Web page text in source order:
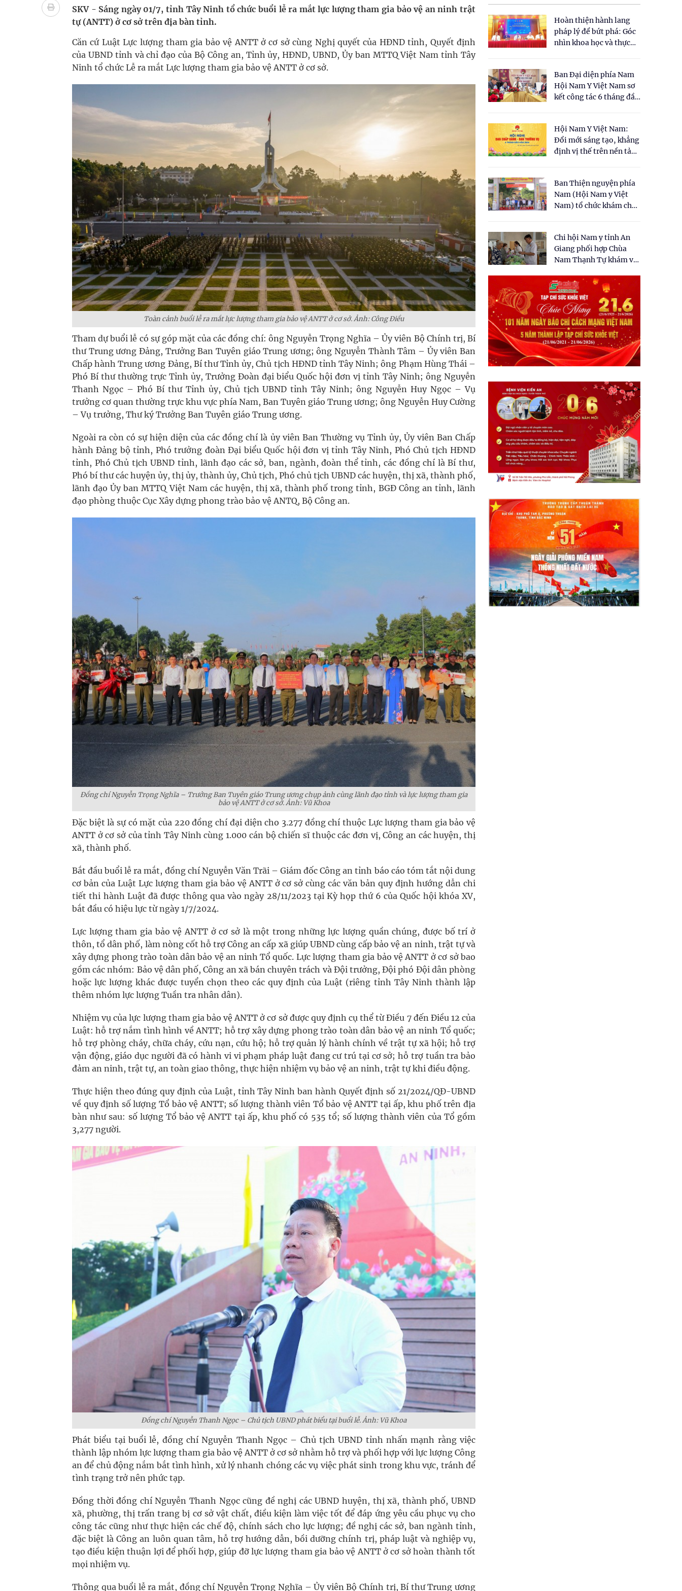
Nhiều lợi thế để nâng chất lượng y tế
Vương Thành Công: Khi việc học bắt đầu từ trải nghiệm thực tế
Tầm soát sớm ung thư vú giúp cứu sống hàng nghìn phụ nữ mỗi năm
Giải pháp nâng cao thị lực thời hiện đại
SKV - Sáng ngày 01/7, tỉnh Tây Ninh tổ chức buổi lễ ra mắt lực lượng tham gia bảo vệ an ninh trật
tự (ANTT) ở cơ sở trên địa bàn tỉnh.
Căn cứ Luật Lực lượng tham gia bảo vệ ANTT ở cơ sở cùng Nghị quyết của HĐND tỉnh, Quyết định
của UBND tỉnh và chỉ đạo của Bộ Công an, Tỉnh ủy, HĐND, UBND, Ủy ban MTTQ Việt Nam tỉnh Tây
Ninh tổ chức Lễ ra mắt Lực lượng tham gia bảo vệ ANTT ở cơ sở.
Toàn cảnh buổi lễ ra mắt lực lượng tham gia bảo vệ ANTT ở cơ sở. Ảnh: Công Điều
Tham dự buổi lễ có sự góp mặt của các đồng chí: ông Nguyễn Trọng Nghĩa – Ủy viên Bộ Chính trị, Bí
thư Trung ương Đảng, Trưởng Ban Tuyên giáo Trung ương; ông Nguyễn Thành Tâm – Ủy viên Ban
Chấp hành Trung ương Đảng, Bí thư Tỉnh ủy, Chủ tịch HĐND tỉnh Tây Ninh; ông Phạm Hùng Thái –
Phó Bí thư thường trực Tỉnh ủy, Trưởng Đoàn đại biểu Quốc hội đơn vị tỉnh Tây Ninh; ông Nguyễn
Thanh Ngọc – Phó Bí thư Tỉnh ủy, Chủ tịch UBND tỉnh Tây Ninh; ông Nguyễn Huy Ngọc – Vụ
trưởng cơ quan thường trực khu vực phía Nam, Ban Tuyên giáo Trung ương; ông Nguyễn Huy Cường
– Vụ trưởng, Thư ký Trưởng Ban Tuyên giáo Trung ương.
Ngoài ra còn có sự hiện diện của các đồng chí là ủy viên Ban Thường vụ Tỉnh ủy, Ủy viên Ban Chấp
hành Đảng bộ tỉnh, Phó trưởng đoàn Đại biểu Quốc hội đơn vị tỉnh Tây Ninh, Phó Chủ tịch HĐND
tỉnh, Phó Chủ tịch UBND tỉnh, lãnh đạo các sở, ban, ngành, đoàn thể tỉnh, các đồng chí là Bí thư,
Phó bí thư các huyện ủy, thị ủy, thành ủy, Chủ tịch, Phó chủ tịch UBND các huyện, thị xã, thành phố,
lãnh đạo Ủy ban MTTQ Việt Nam các huyện, thị xã, thành phố trong tỉnh, BGĐ Công an tỉnh, lãnh
đạo phòng thuộc Cục Xây dựng phong trào bảo vệ ANTQ, Bộ Công an.
Đồng chí Nguyễn Trọng Nghĩa – Trưởng Ban Tuyên giáo Trung ương chụp ảnh cùng lãnh đạo tỉnh và lực lượng tham gia
bảo vệ ANTT ở cơ sở. Ảnh: Vũ Khoa
Đặc biệt là sự có mặt của 220 đồng chí đại diện cho 3.277 đồng chí thuộc Lực lượng tham gia bảo vệ
ANTT ở cơ sở của tỉnh Tây Ninh cùng 1.000 cán bộ chiến sĩ thuộc các đơn vị, Công an các huyện, thị
xã, thành phố.
Bắt đầu buổi lễ ra mắt, đồng chí Nguyễn Văn Trãi – Giám đốc Công an tỉnh báo cáo tóm tắt nội dung
cơ bản của Luật Lực lượng tham gia bảo vệ ANTT ở cơ sở cùng các văn bản quy định hướng dẫn chi
tiết thi hành Luật đã được thông qua vào ngày 28/11/2023 tại Kỳ họp thứ 6 của Quốc hội khóa XV,
bắt đầu có hiệu lực từ ngày 1/7/2024.
Lực lượng tham gia bảo vệ ANTT ở cơ sở là một trong những lực lượng quần chúng, được bố trí ở
thôn, tổ dân phố, làm nòng cốt hỗ trợ Công an cấp xã giúp UBND cùng cấp bảo vệ an ninh, trật tự và
xây dựng phong trào toàn dân bảo vệ an ninh Tổ quốc. Lực lượng tham gia bảo vệ ANTT ở cơ sở bao
gồm các nhóm: Bảo vệ dân phố, Công an xã bán chuyên trách và Đội trưởng, Đội phó Đội dân phòng
hoặc lực lượng khác được tuyển chọn theo các quy định của Luật (riêng tỉnh Tây Ninh thành lập
thêm nhóm lực lượng Tuần tra nhân dân).
Nhiệm vụ của lực lượng tham gia bảo vệ ANTT ở cơ sở được quy định cụ thể từ Điều 7 đến Điều 12 của
Luật: hỗ trợ nắm tình hình về ANTT; hỗ trợ xây dựng phong trào toàn dân bảo vệ an ninh Tổ quốc;
hỗ trợ phòng cháy, chữa cháy, cứu nạn, cứu hộ; hỗ trợ quản lý hành chính về trật tự xã hội; hỗ trợ
vận động, giáo dục người đã có hành vi vi phạm pháp luật đang cư trú tại cơ sở; hỗ trợ tuần tra bảo
đảm an ninh, trật tự, an toàn giao thông, thực hiện nhiệm vụ bảo vệ an ninh, trật tự khi điều động.
Thực hiện theo đúng quy định của Luật, tỉnh Tây Ninh ban hành Quyết định số 21/2024/QĐ-UBND
về quy định số lượng Tổ bảo vệ ANTT; số lượng thành viên Tổ bảo vệ ANTT tại ấp, khu phố trên địa
bàn như sau: số lượng Tổ bảo vệ ANTT tại ấp, khu phố có 535 tổ; số lượng thành viên của Tổ gồm
3,277 người.
Đồng chí Nguyễn Thanh Ngọc – Chủ tịch UBND phát biểu tại buổi lễ. Ảnh: Vũ Khoa
Phát biểu tại buổi lễ, đồng chí Nguyễn Thanh Ngọc – Chủ tịch UBND tỉnh nhấn mạnh rằng việc
thành lập nhóm lực lượng tham gia bảo vệ ANTT ở cơ sở nhằm hỗ trợ và phối hợp với lực lượng Công
an để chủ động nắm bắt tình hình, xử lý nhanh chóng các vụ việc phát sinh trong khu vực, tránh để
tình trạng trở nên phức tạp.
Đồng thời đồng chí Nguyễn Thanh Ngọc cũng đề nghị các UBND huyện, thị xã, thành phố, UBND
xã, phường, thị trấn trang bị cơ sở vật chất, điều kiện làm việc tốt để đáp ứng yêu cầu phục vụ cho
công tác cũng như thực hiện các chế độ, chính sách cho lực lượng; đề nghị các sở, ban ngành tỉnh,
đặc biệt là Công an luôn quan tâm, hỗ trợ hướng dẫn, bồi dưỡng chính trị, pháp luật và nghiệp vụ,
tạo điều kiện thuận lợi để phối hợp, giúp đỡ lực lượng tham gia bảo vệ ANTT ở cơ sở hoàn thành tốt
mọi nhiệm vụ.
Thông qua buổi lễ ra mắt, đồng chí Nguyễn Trọng Nghĩa – Ủy viên Bộ Chính trị, Bí thư Trung ương
Hoàn thiện hành lang
pháp lý để bứt phá: Góc
nhìn khoa học và thực
cho Luật Y dược cổ
truyền Việt Nam"
Ban Đại diện phía Nam
Hội Nam Y Việt Nam sơ
kết công tác 6 tháng đầu
Hội Nam Y Việt Nam:
Đổi mới sáng tạo, khẳng
định vị thế trên nền tảng
Ban Thiện nguyện phía
Nam (Hội Nam y Việt
Nam) tổ chức khám chữa
dân tại xã Tân Tập
Chi hội Nam y tỉnh An
Giang phối hợp Chùa
Nam Thạnh Tự khám và
nhân dân